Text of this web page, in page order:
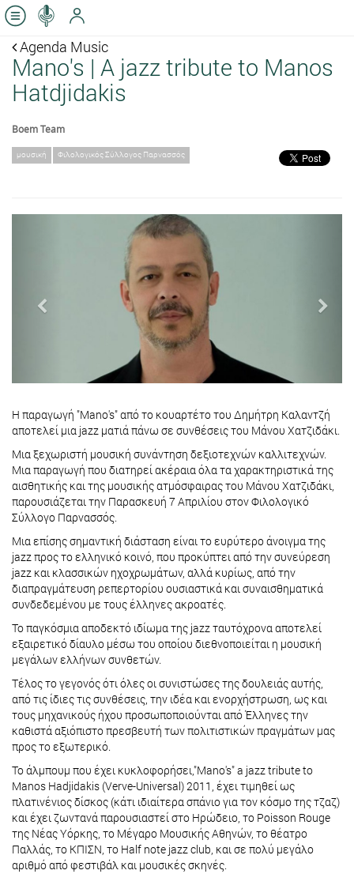
Agenda Music
Mano's | A jazz tribute to Manos
Hatdjidakis
Boem Team
μουσική Φιλολογικός Σύλλογος Παρνασσός
Η παραγωγή "Mano's" από το κουαρτέτο του Δημήτρη Καλαντζή
αποτελεί μια jazz ματιά πάνω σε συνθέσεις του Μάνου Χατζιδάκι.
Μια ξεχωριστή μουσική συνάντηση δεξιοτεχνών καλλιτεχνών.
Μια παραγωγή που διατηρεί ακέραια όλα τα χαρακτηριστικά της
αισθητικής και της μουσικής ατμόσφαιρας του Μάνου Χατζιδάκι,
παρουσιάζεται την Παρασκευή 7 Απριλίου στον Φιλολογικό
Σύλλογο Παρνασσός.
Μια επίσης σημαντική διάσταση είναι το ευρύτερο άνοιγμα της
jazz προς το ελληνικό κοινό, που προκύπτει από την συνεύρεση
jazz και κλασσικών ηχοχρωμάτων, αλλά κυρίως, από την
διαπραγμάτευση ρεπερτορίου ουσιαστικά και συναισθηματικά
συνδεδεμένου με τους έλληνες ακροατές.
Το παγκόσμια αποδεκτό ιδίωμα της jazz ταυτόχρονα αποτελεί
εξαιρετικό δίαυλο μέσω του οποίου διεθνοποιείται η μουσική
μεγάλων ελλήνων συνθετών.
Τέλος το γεγονός ότι όλες οι συνιστώσες της δουλειάς αυτής,
από τις ίδιες τις συνθέσεις, την ιδέα και ενορχήστρωση, ως και
τους μηχανικούς ήχου προσωποποιούνται από Έλληνες την
καθιστά αξιόπιστο πρεσβευτή των πολιτιστικών πραγμάτων μας
προς το εξωτερικό.
Το άλμπουμ που έχει κυκλοφορήσει,"Mano's" a jazz tribute to
Manos Hadjidakis (Verve-Universal) 2011, έχει τιμηθεί ως
πλατινένιος δίσκος (κάτι ιδιαίτερα σπάνιο για τον κόσμο της τζαζ)
και έχει ζωντανά παρουσιαστεί στο Ηρώδειο, το Poisson Rouge
της Νέας Υόρκης, το Μέγαρο Μουσικής Αθηνών, το θέατρο
Παλλάς, το ΚΠΙΣΝ, το Half note jazz club, και σε πολύ μεγάλο
αριθμό από φεστιβάλ και μουσικές σκηνές.